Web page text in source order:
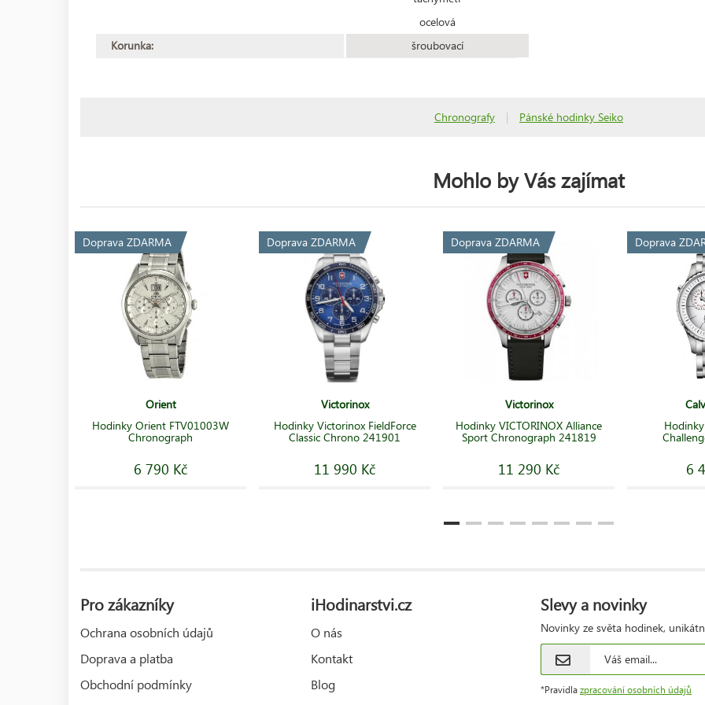
ocelová
Korunka:
šroubovací
Chronografy | Pánské hodinky Seiko
Mohlo by Vás zajímat
Doprava ZDARMA
Orient
Hodinky Orient FTV01003W
Chronograph
6 790 Kč
Doprava ZDARMA
Victorinox
Hodinky Victorinox FieldForce
Classic Chrono 241901
11 990 Kč
Doprava ZDARMA
Victorinox
Hodinky VICTORINOX Alliance
Sport Chronograph 241819
11 290 Kč
Doprava
6
Pro zákazníky
Ochrana osobních údajů
Doprava a platba
Obchodní podmínky
iHodinarstvi.cz
O nás
Kontakt
Blog
Slevy a novinky
Novinky ze světa hodinek,
*Pravidla zpracování osobních údajů